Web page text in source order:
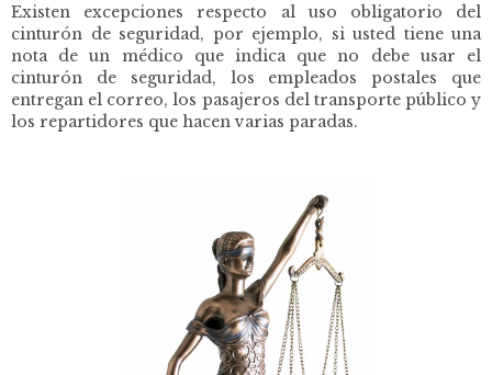
Existen excepciones respecto al uso obligatorio del
cinturón de seguridad, por ejemplo, si usted tiene una
nota de un médico que indica que no debe usar el
cinturón de seguridad, los empleados postales que
entregan el correo, los pasajeros del transporte público y
los repartidores que hacen varias paradas.